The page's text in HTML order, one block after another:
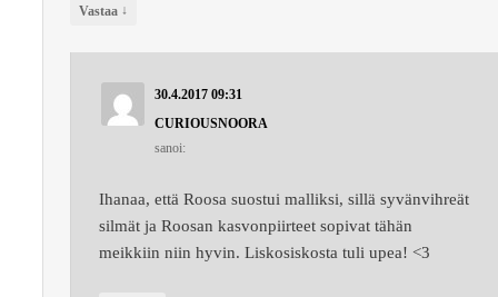
Vastaa ↓
30.4.2017 09:31
CURIOUSNOORA
sanoi:
Ihanaa, että Roosa suostui malliksi, sillä syvänvihreät
silmät ja Roosan kasvonpiirteet sopivat tähän
meikkiin niin hyvin. Liskosiskosta tuli upea! <3